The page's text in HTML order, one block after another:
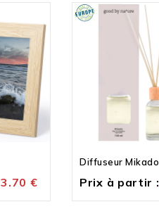
3.70 €
Diffuseur Mikado
Prix à partir :